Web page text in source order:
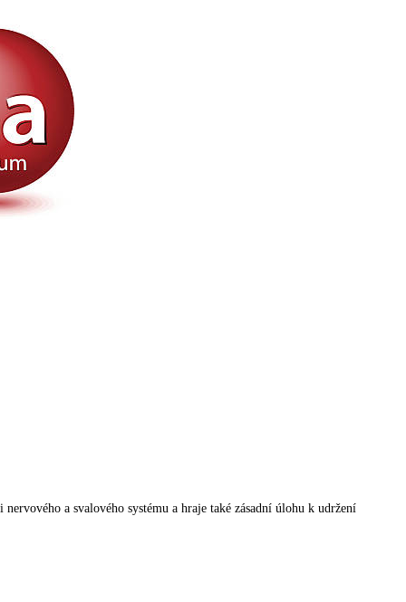
a svalového systému a hraje také zásadní úlohu k udržení